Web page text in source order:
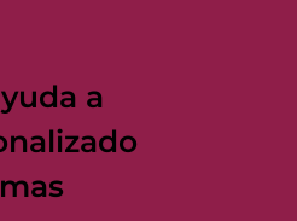
a